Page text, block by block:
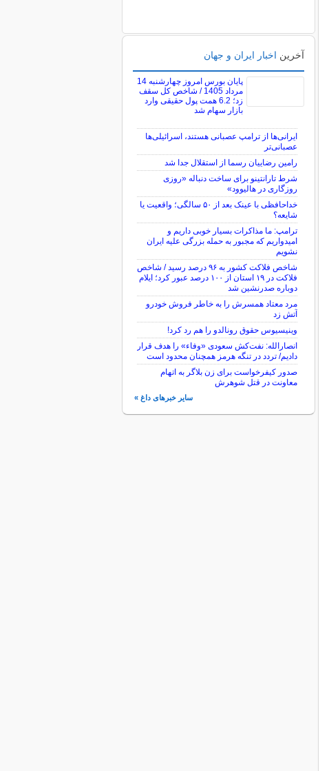
آخرین اخبار ایران و جهان
پایان بورس امروز چهارشنبه 14
مرداد 1405 / شاخص کل سقف
زد؛ 6.2 همت پول حقیقی وارد
بازار سهام شد
ایرانی‌ها از ترامپ عصبانی هستند، اسرائیلی‌ها
عصبانی‌تر
رامین رضاییان رسما از استقلال جدا شد
شرط تارانتینو برای ساخت دنباله «روزی
روزگاری در هالیوود»
خداحافظی با عینک بعد از ۵۰ سالگی؛ واقعیت یا
شایعه؟
ترامپ: ما مذاکرات بسیار خوبی داریم و
امیدواریم که مجبور به حمله بزرگی علیه ایران
نشویم
شاخص فلاکت کشور به ۹۶ درصد رسید / شاخص
فلاکت در ۱۹ استان از ۱۰۰ درصد عبور کرد؛ ایلام
دوباره صدرنشین شد
مرد معتاد همسرش را به خاطر فروش خودرو
آتش زد
وینیسیوس حقوق رونالدو را هم رد کرد!
انصارالله: نفت‌کش سعودی «وفاء» را هدف قرار
دادیم/ تردد در تنگه هرمز همچنان محدود است
صدور کیفرخواست برای زن بلاگر به اتهام
معاونت در قتل شوهرش
سایر خبرهای داغ »